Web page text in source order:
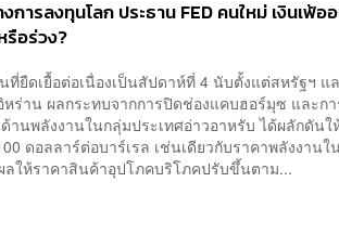
ารลงทุนโลก ประธาน FED คนใหม่ เงินเฟ้อ
อร่วง?
ที่ยืดเยื้อต่อเนื่องเป็นสัปดาห์ที่ 4 นับตั้งแต่สหรัฐฯ แ
หร่าน ผลกระทบจากการปิดช่องแคบฮอร์มุซ และกา
านพลังงานในกลุ่มประเทศอ่าวอาหรับ ได้ผลักดันใ
ดอลลาร์ต่อบาร์เรล เช่นเดียวกับราคาพลังงานใน
ลให้ราคาสินค้าอุปโภคบริโภคปรับขึ้นตาม...